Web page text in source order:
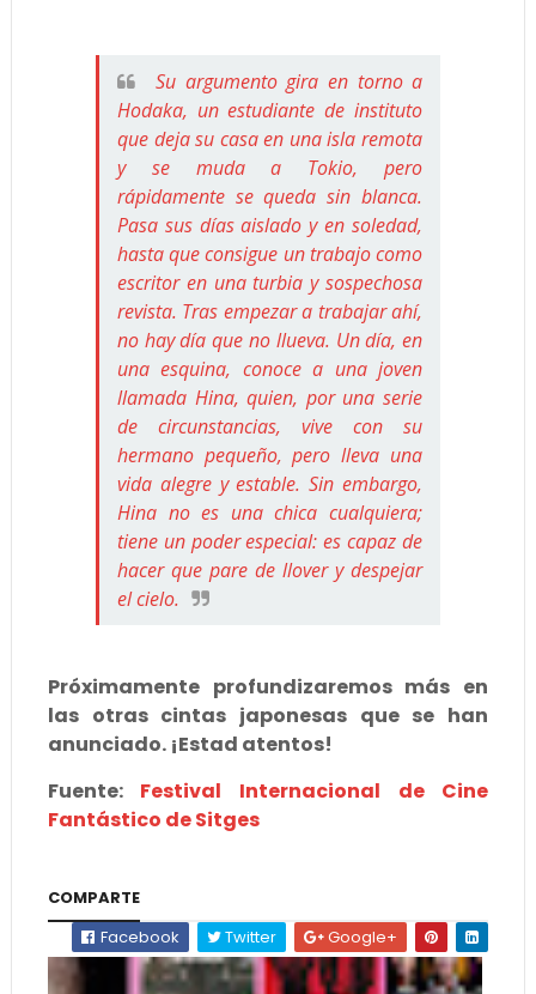
Su argumento gira en torno a
Hodaka, un estudiante de instituto
que deja su casa en una isla remota
y se muda a Tokio, pero
rápidamente se queda sin blanca.
Pasa sus días aislado y en soledad,
hasta que consigue un trabajo como
escritor en una turbia y sospechosa
revista. Tras empezar a trabajar ahí,
no hay día que no llueva. Un día, en
una esquina, conoce a una joven
llamada Hina, quien, por una serie
de circunstancias, vive con su
hermano pequeño, pero lleva una
vida alegre y estable. Sin embargo,
Hina no es una chica cualquiera;
tiene un poder especial: es capaz de
hacer que pare de llover y despejar
el cielo.
Próximamente profundizaremos más en
las otras cintas japonesas que se han
anunciado. ¡Estad atentos!
Fuente: Festival Internacional de Cine
Fantástico de Sitges
COMPARTE
Facebook
Twitter Google+